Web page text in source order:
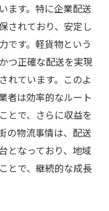
秘訣を伝授
るための準備
！八王子市で稼
すための戦略
ビス提供法
ークの構築
の重要性
の工夫
ます。特に企業配送
されており、安定し
です。軽貨物という
つ正確な配送を実現
れています。このよ
者は効率的なルート
とで、さらに収益を
の物流事情は、配送
となっており、地域
とで、継続的な成長